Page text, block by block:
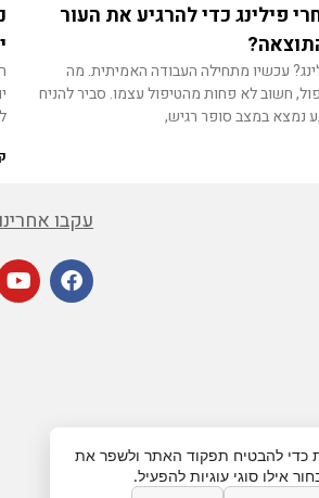
פילינג כדי להרגיע את העור
עכשיו מתחילה העבודה האמיתית. מה
חשוב לא פחות מהטיפול עצמו. סביר להניח
נמצא במצב סופר רגיש,
עקבו
כדי להבטיח תפקוד האתר ולשפר את
אילו סוגי עוגיות להפעיל.